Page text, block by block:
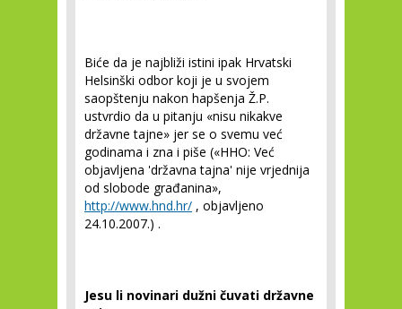
Biće da je najbliži istini ipak Hrvatski
Helsinški odbor koji je u svojem
saopštenju nakon hapšenja Ž.P.
ustvrdio da u pitanju «nisu nikakve
državne tajne» jer se o svemu već
godinama i zna i piše («HHO: Već
objavljena 'državna tajna' nije vrjednija
od slobode građanina»,
http://www.hnd.hr/ , objavljeno
24.10.2007.) .
Jesu li novinari dužni čuvati državne